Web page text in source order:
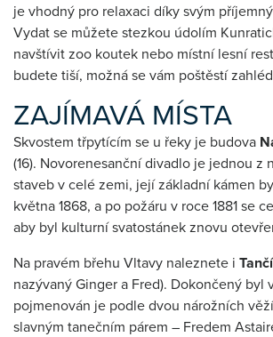
je vhodný pro relaxaci díky svým
Vydat se můžete stezkou údolím
navštívit zoo koutek nebo místní lesní
budete tiší, možná se vám poštěstí
ZAJÍMAVÁ MÍSTA
Skvostem třpytícím se u řeky je budova
(16). Novorenesanční divadlo je jednou z
staveb v celé zemi, její základní kámen
května 1868, a po požáru v roce 1881 se
aby byl kulturní svatostánek znovu
Na pravém břehu Vltavy naleznete i
nazývaný Ginger a Fred). Dokončený byl
pojmenován je podle dvou nárožních
slavným tanečním párem – Fredem